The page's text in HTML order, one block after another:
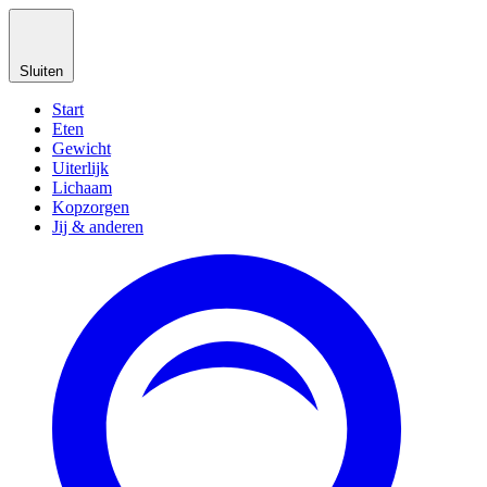
Sluiten
Start
Eten
Gewicht
Uiterlijk
Lichaam
Kopzorgen
Jij & anderen